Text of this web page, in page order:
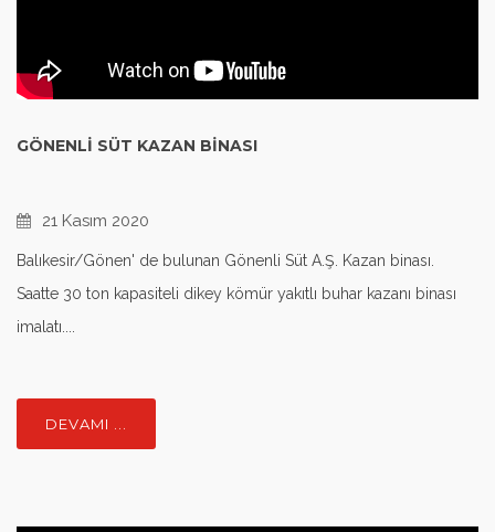
GÖNENLI SÜT KAZAN BINASI
21 Kasım 2020
Balıkesir/Gönen' de bulunan Gönenli Süt A.Ş. Kazan binası.
Saatte 30 ton kapasiteli dikey kömür yakıtlı buhar kazanı binası
imalatı....
DEVAMI ...